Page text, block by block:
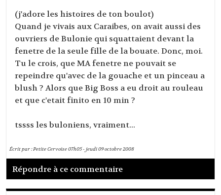
(j'adore les histoires de ton boulot)
Quand je vivais aux Caraibes, on avait aussi des
ouvriers de Bulonie qui squattaient devant la
fenetre de la seule fille de la bouate. Donc, moi.
Tu le crois, que MA fenetre ne pouvait se
repeindre qu'avec de la gouache et un pinceau a
blush ? Alors que Big Boss a eu droit au rouleau
et que c'etait finito en 10 min ?
tssss les buloniens, vraiment...
Écrit par :Petite Cervoise07h05-jeudi 09octobre 2008
Répondre à ce commentaire